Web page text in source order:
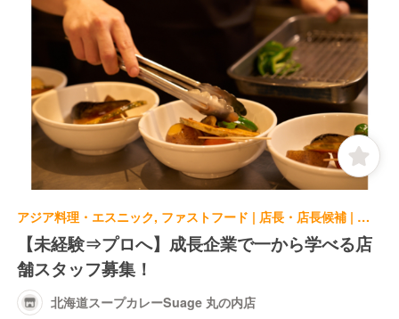
アジア料理・エスニック, ファストフード | 店長・店長候補 | 北海道スープカレーSuage 丸の内店
【未経験⇒プロへ】成長企業で一から学べる店
舗スタッフ募集！
北海道スープカレーSuage 丸の内店